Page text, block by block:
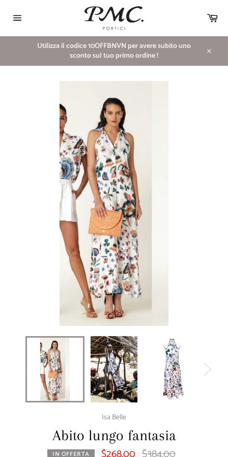
direttamente
contenuti
del
Utilizza il codice 10OFFBNVN per avere subito uno
sconto sul tuo primo ordine !
Isa Belle
Abito lungo fantasia
IN OFFERTA Prezzo